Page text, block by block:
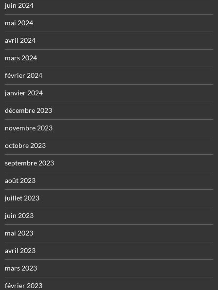
juin 2024
mai 2024
avril 2024
mars 2024
février 2024
janvier 2024
décembre 2023
novembre 2023
octobre 2023
septembre 2023
août 2023
juillet 2023
juin 2023
mai 2023
avril 2023
mars 2023
février 2023